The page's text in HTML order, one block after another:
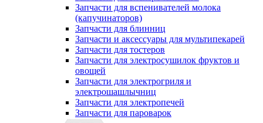
Запчасти для вспенивателей молока
(капучинаторов)
Запчасти для блинниц
Запчасти и аксессуары для мультипекарей
Запчасти для тостеров
Запчасти для электросушилок фруктов и
овощей
Запчасти для электрогриля и
электрошашлычниц
Запчасти для электропечей
Запчасти для пароварок